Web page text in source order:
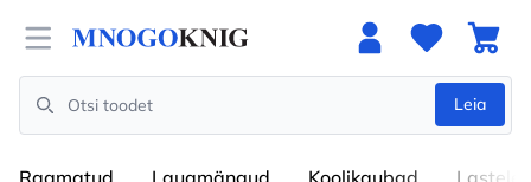
Open menu
Search
Leia
Raamatud Lauamängud Koolikaubad Lastele